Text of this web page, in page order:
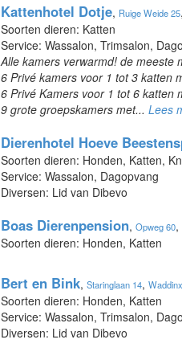
Kattenhotel Dotje, Ruige Weide 25,
Soorten dieren: Katten
Service: Wassalon, Trimsalon,
Alle kamers verwarmd! de meeste
6 Privé kamers voor 1 tot 3 katten
6 Privé Kamers voor 1 tot 6 katten
9 grote groepskamers met... Lees
Dierenhotel Hoeve
Soorten dieren: Honden, Katten,
Service: Wassalon, Dagopvang
Diversen: Lid van Dibevo
Boas Dierenpension, Opweg 60,
Soorten dieren: Honden, Katten
Bert en Bink, Staringlaan 14,
Soorten dieren: Honden, Katten
Service: Wassalon, Trimsalon,
Diversen: Lid van Dibevo